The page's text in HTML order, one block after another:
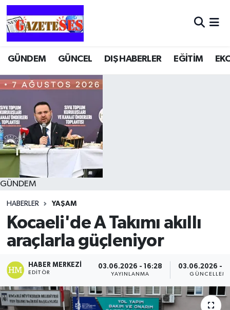
GÜNDEM GÜNCEL DIŞ HABERLER EĞİTİM
GÜNDEM
HABERLER YAŞAM
Kocaeli'de A Takımı akıllı
araçlarla güçleniyor
HABER MERKEZI
EDITÖR
03.06.2026 - 16:28
YAYINLANMA
03.06.2026 -